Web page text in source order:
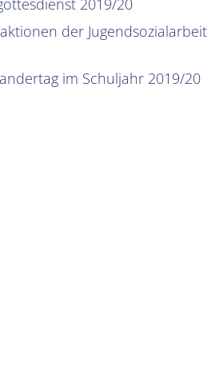
der Jugendsozialarbeit
im Schuljahr 2019/20